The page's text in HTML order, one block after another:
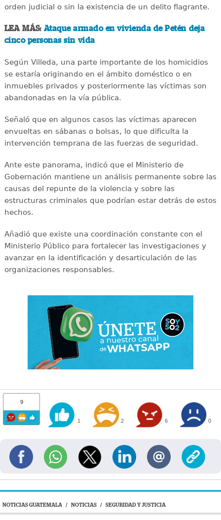
orden judicial o sin la existencia de un delito flagrante.
LEA MÁS: Ataque armado en vivienda de Petén deja
cinco personas sin vida
Según Villeda, una parte importante de los homicidios
se estaría originando en el ámbito doméstico o en
inmuebles privados y posteriormente las víctimas son
abandonadas en la vía pública.
Señaló que en algunos casos las víctimas aparecen
envueltas en sábanas o bolsas, lo que dificulta la
intervención temprana de las fuerzas de seguridad.
Ante este panorama, indicó que el Ministerio de
Gobernación mantiene un análisis permanente sobre las
causas del repunte de la violencia y sobre las
estructuras criminales que podrían estar detrás de estos
hechos.
Añadió que existe una coordinación constante con el
Ministerio Público para fortalecer las investigaciones y
avanzar en la identificación y desarticulación de las
organizaciones responsables.
9
1 2 6 0
NOTICIAS GUATEMALA / NOTICIAS / SEGURIDAD Y JUSTICIA